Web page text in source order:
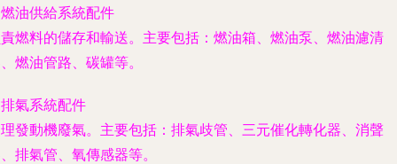
燃油供給系統配件
燃料的儲存和輸送。主要包括：燃油箱、燃油泵、燃油濾清
燃油管路、碳罐等。
排氣系統配件
發動機廢氣。主要包括：排氣歧管、三元催化轉化器、消聲
排氣管、氧傳感器等。